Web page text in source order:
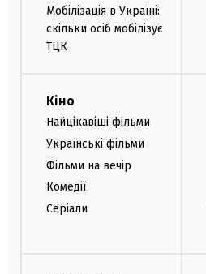
Мобілізація в Україні:
скільки осіб мобілізує
ТЦК
Кіно
Найцікавіші фільми
Українські фільми
Фільми на вечір
Комедії
Серіали